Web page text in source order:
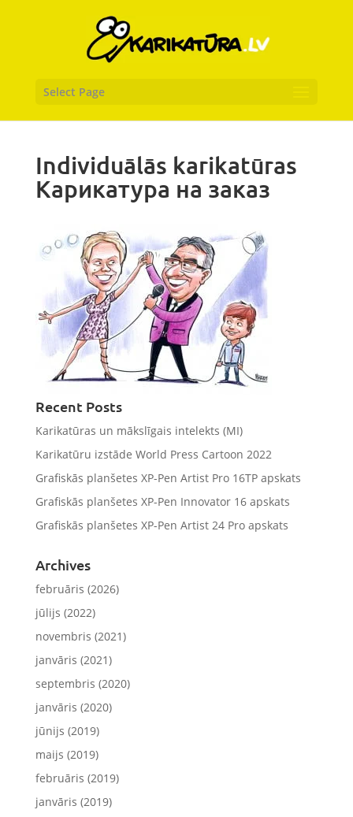
Select Page
Individuālās karikatūras
Карикатура на заказ
Recent Posts
Karikatūras un mākslīgais intelekts (MI)
Karikatūru izstāde World Press Cartoon 2022
Grafiskās planšetes XP-Pen Artist Pro 16TP apskats
Grafiskās planšetes XP-Pen Innovator 16 apskats
Grafiskās planšetes XP-Pen Artist 24 Pro apskats
Archives
februāris (2026)
jūlijs (2022)
novembris (2021)
janvāris (2021)
septembris (2020)
janvāris (2020)
jūnijs (2019)
maijs (2019)
februāris (2019)
janvāris (2019)